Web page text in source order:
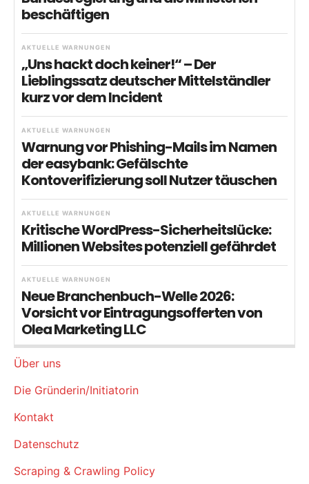
beschäftigen
AKTUELLE WARNUNGEN
„Uns hackt doch keiner!“ – Der
Lieblingssatz deutscher Mittelständler
kurz vor dem Incident
AKTUELLE WARNUNGEN
Warnung vor Phishing-Mails im Namen
der easybank: Gefälschte
Kontoverifizierung soll Nutzer täuschen
AKTUELLE WARNUNGEN
Kritische WordPress-Sicherheitslücke:
Millionen Websites potenziell gefährdet
AKTUELLE WARNUNGEN
Neue Branchenbuch-Welle 2026:
Vorsicht vor Eintragungsofferten von
Olea Marketing LLC
Über uns
Die Gründerin/Initiatorin
Kontakt
Datenschutz
Scraping & Crawling Policy